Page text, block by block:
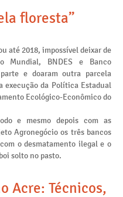
floresta”
até 2018, impossível deixar de
Mundial, BNDES e Banco
e doaram outra parcela
execução da Política Estadual
Ecológico-Econômico do
e mesmo depois com as
Agronegócio os três bancos
o desmatamento ilegal e o
solto no pasto.
Acre: Técnicos,